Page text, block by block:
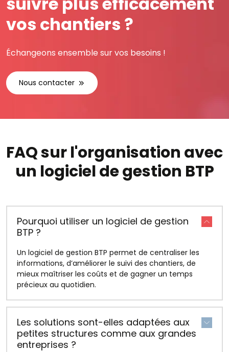
vos chantiers ?
Échangeons ensemble sur vos besoins !
Nous contacter
FAQ sur l'organisation avec
un logiciel de gestion BTP
Pourquoi utiliser un logiciel de gestion
BTP ?
Un logiciel de gestion BTP permet de centraliser les
informations, d’améliorer le suivi des chantiers, de
mieux maîtriser les coûts et de gagner un temps
précieux au quotidien.
Les solutions sont-elles adaptées aux
petites structures comme aux grandes
entreprises ?